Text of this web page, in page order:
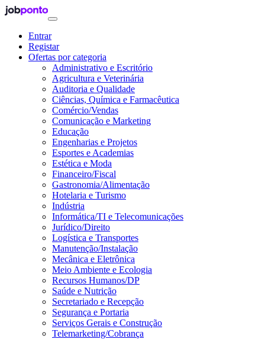
Entrar
Registar
Ofertas por categoria
Administrativo e Escritório
Agricultura e Veterinária
Auditoria e Qualidade
Ciências, Química e Farmacêutica
Comércio/Vendas
Comunicação e Marketing
Educação
Engenharias e Projetos
Esportes e Academias
Estética e Moda
Financeiro/Fiscal
Gastronomia/Alimentação
Hotelaria e Turismo
Indústria
Informática/TI e Telecomunicações
Jurídico/Direito
Logística e Transportes
Manutenção/Instalação
Mecânica e Eletrônica
Meio Ambiente e Ecologia
Recursos Humanos/DP
Saúde e Nutrição
Secretariado e Recepção
Segurança e Portaria
Serviços Gerais e Construção
Telemarketing/Cobrança